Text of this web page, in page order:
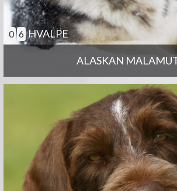
ALASKAN
0 6 HVALPE